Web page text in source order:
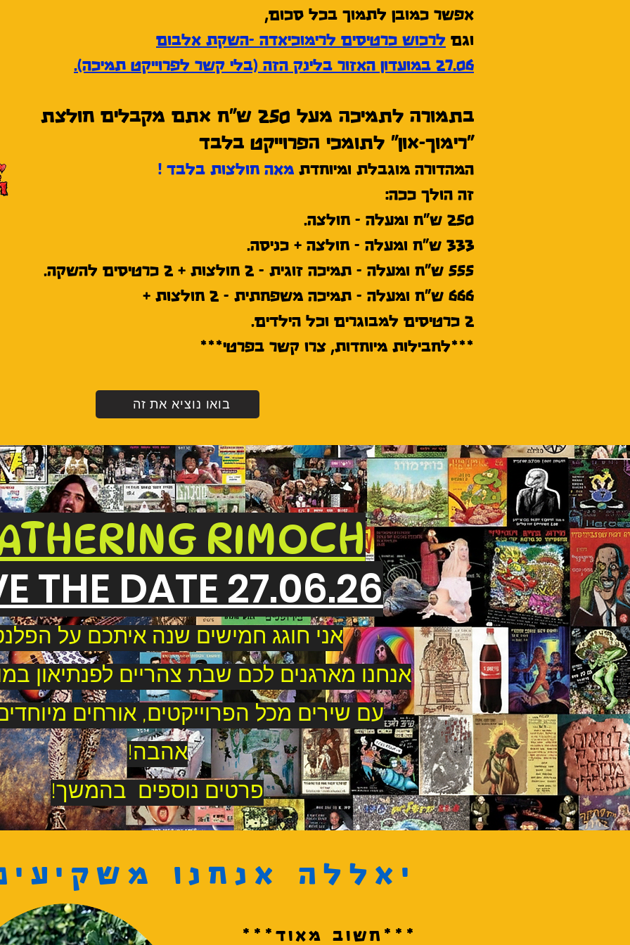
אפשר כמובן לתמוך בכל סכום,
וגם לרכוש כרטיסים לרימוכיאדה -השקת אלבום
27.06 במועדון האזור בלינק הזה (בלי קשר לפרוייקט תמיכה).
בתמורה לתמיכה מעל 250 ש"ח אתם מקבלים חולצת
"רימוך-און" לתומכי הפרוייקט בלבד
המהדורה מוגבלת ומיוחדת מאה חולצות בלבד !
זה הולך ככה:
250 ש"ח ומעלה - חולצה.
333 ש"ח ומעלה - חולצה + כניסה.
555 ש"ח ומעלה - תמיכה זוגית - 2 חולצות + 2 כרטיסים להשקה.
666 ש"ח ומעלה - תמיכה משפחתית - 2 חולצות +
2 כרטיסים למבוגרים וכל הילדים.
***לחבילות מיוחדות, צרו קשר בפרטי***
בואו נוציא את זה
RIMOCH
THE DATE 27.06.26
אני חוגג חמישים שנה איתכם על
אנחנו מארגנים לכם שבת צהריים לפנתיאון
עם שירים מכל הפרוייקטים, אורחים
אהבה!
פרטים נוספים בהמשך!
יאללה אנחנו
***חשוב מאוד***